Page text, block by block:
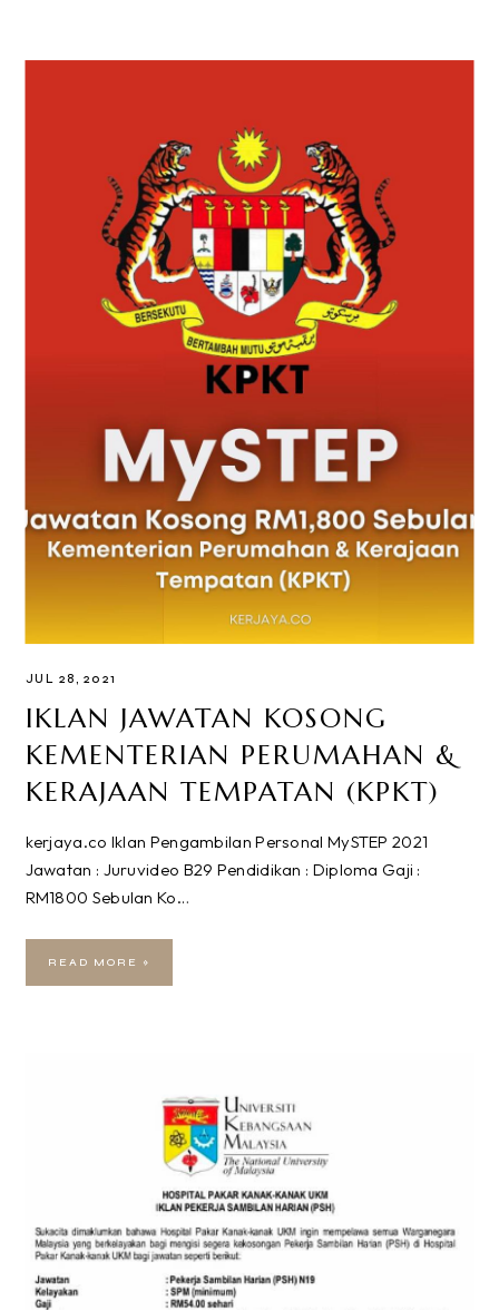
JUL 28, 2021
IKLAN JAWATAN KOSONG
KEMENTERIAN PERUMAHAN &
KERAJAAN TEMPATAN (KPKT)
kerjaya.co Iklan Pengambilan Personal MySTEP 2021
Jawatan : Juruvideo B29 Pendidikan : Diploma Gaji :
RM1800 Sebulan Ko…
READ MORE »